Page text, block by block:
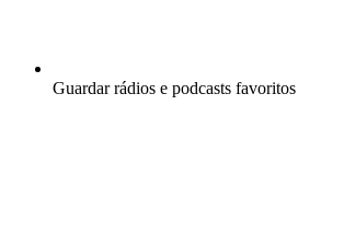
Guardar rádios e podcasts favoritos